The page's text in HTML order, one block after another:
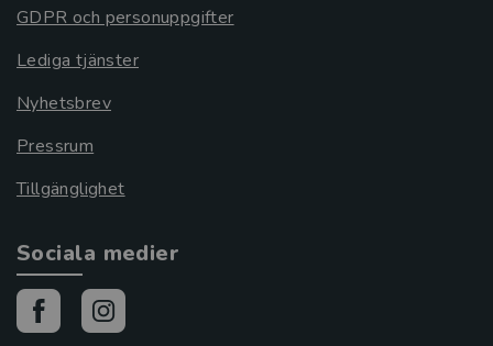
GDPR och personuppgifter
Lediga tjänster
Nyhetsbrev
Pressrum
Tillgänglighet
Sociala medier